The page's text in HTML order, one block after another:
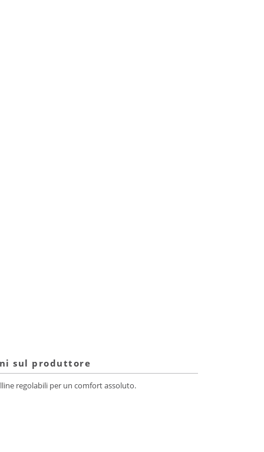
sul produttore
regolabili per un comfort assoluto.